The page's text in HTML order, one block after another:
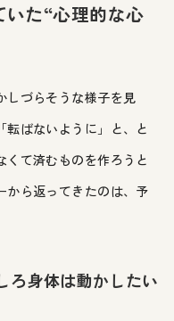
いた“心理的な心
しづらそうな様子を見
ばないように」と、と
くて済むものを作ろうと
から返ってきたのは、予
ろ身体は動かしたい